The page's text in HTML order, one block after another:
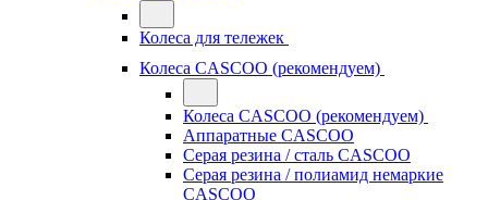
Колеса для тележек
Колеса CASCOO (рекомендуем)
Колеса CASCOO (рекомендуем)
Аппаратные CASCOO
Серая резина / сталь CASCOO
Серая резина / полиамид немаркие
CASCOO